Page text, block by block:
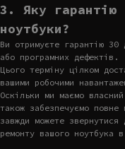
3. Яку гарантію
ноутбуки?
Ви отримуєте гарантію 30
або програмних дефектів.
Цього терміну цілком
вашими робочими
Оскільки ми маємо
також забезпечуємо повне
завжди можете
ремонту вашого ноутбука